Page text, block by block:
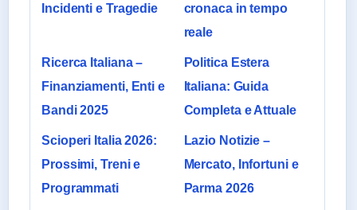
Incidenti e Tragedie
cronaca in tempo
reale
Ricerca Italiana –
Finanziamenti, Enti e
Bandi 2025
Politica Estera
Italiana: Guida
Completa e Attuale
Scioperi Italia 2026:
Prossimi, Treni e
Programmati
Lazio Notizie –
Mercato, Infortuni e
Parma 2026